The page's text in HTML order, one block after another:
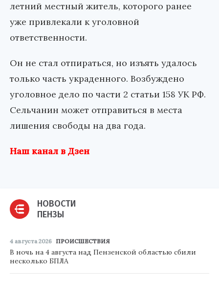
летний местный житель, которого ранее
уже привлекали к уголовной
ответственности.
Он не стал отпираться, но изъять удалось
только часть украденного. Возбуждено
уголовное дело по части 2 статьи 158 УК РФ.
Сельчанин может отправиться в места
лишения свободы на два года.
Наш канал в Дзен
НОВОСТИ
ПЕНЗЫ
4 августа 2026 ПРОИСШЕСТВИЯ
В ночь на 4 августа над Пензенской областью сбили
несколько БПЛА